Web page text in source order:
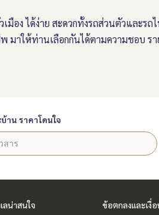
มือง ได้ง่าย สะดวกทั้งรถส่วนตัวและรถ
มาให้ท่านเลือกกันได้ตามความชอบ รา
าน ราคาโดนใจ
ลน่าสนใจ ข้อตกลงและเงื่อ